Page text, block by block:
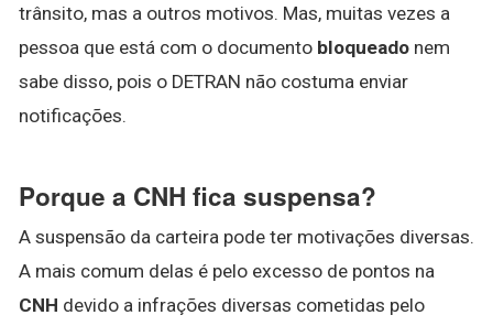
trânsito, mas a outros motivos. Mas, muitas vezes a
pessoa que está com o documento bloqueado nem
sabe disso, pois o DETRAN não costuma enviar
notificações.
Porque a CNH fica suspensa?
A suspensão da carteira pode ter motivações diversas.
A mais comum delas é pelo excesso de pontos na
CNH devido a infrações diversas cometidas pelo